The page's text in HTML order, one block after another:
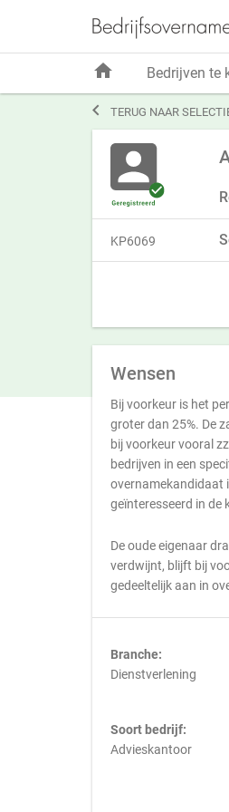
 TERUG NAAR
KP6069
Wensen
Bij voorkeur is het
groter dan 25%. De
bij voorkeur vooral
bedrijven in een
overnamekandidaat
geïnteresseerd in de
De oude eigenaar
verdwijnt, blijft bij
gedeeltelijk aan in
Branche:
Dienstverlening
Soort bedrijf:
Advieskantoor
home Bedrijven te